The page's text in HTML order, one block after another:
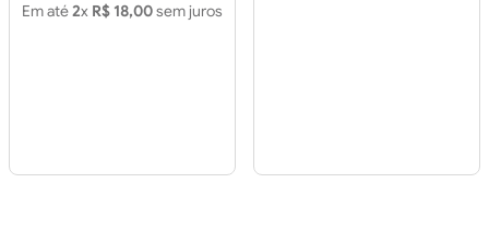
Em até2x R$ 18,00sem juros